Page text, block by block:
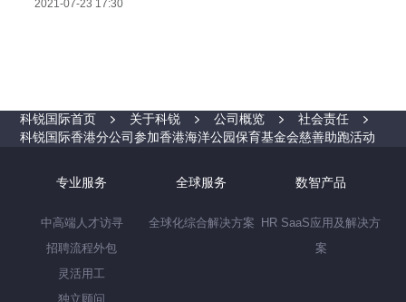
2021-07-23 17:30
科锐国际首页 关于科锐 公司概览
社会责任
科锐国际香港分公司参加香港海洋公园保育基金会慈善助跑活动
专业服务
中高端人才访寻
招聘流程外包
灵活用工
独立顾问
全球服务
全球化综合解决方案
数智产品
HR SaaS应用及解决方
案